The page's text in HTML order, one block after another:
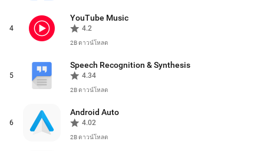
4
YouTube Music
4.2
2Bดาวน์โหลด
5
Speech Recognition & Synthesis
4.34
2Bดาวน์โหลด
6
Android Auto
4.02
2Bดาวน์โหลด